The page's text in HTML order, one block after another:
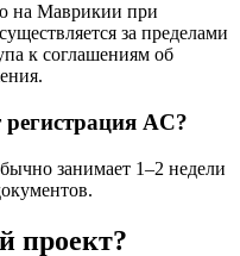
на Маврикии при
за пределами
к соглашениям об
AC?
занимает 1–2 недели
проект?